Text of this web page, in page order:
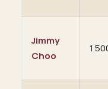
Jimmy
Choo
1